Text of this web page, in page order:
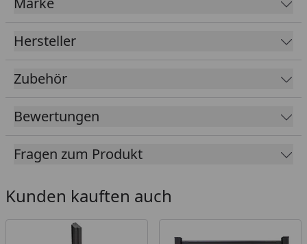
Pfostenlängen zum Aufdübeln
1000 mm, 1900 mm
Pfostenlänge zum Gefälleausgleich
Hersteller
Zubehör
Bewertungen
Fragen zum Produkt
Kunden kauften auch